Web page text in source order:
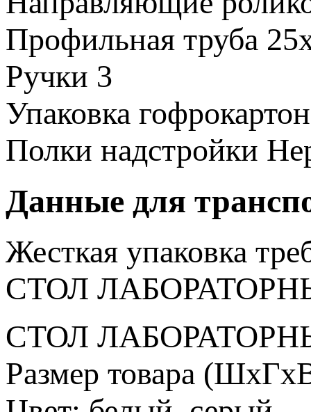
Профильная труба
Ручки 3
Упаковка гофрокартон
Полки надстройки
Данные для
Жесткая упаковка
СТОЛ
СТОЛ
Размер товара